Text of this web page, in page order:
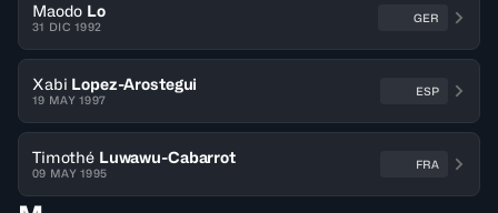
Maodo Lo
31 DIC 1992
GER
Xabi Lopez-Arostegui
19 MAY 1997
ESP
Timothé Luwawu-Cabarrot
09 MAY 1995
FRA